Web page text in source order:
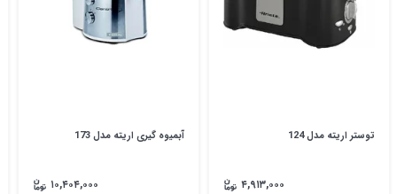
توستر اریته مدل 124
۴,۹۱۳,۰۰۰
آبمیوه گیری اریته مدل 173
۱۰,۴۰۴,۰۰۰